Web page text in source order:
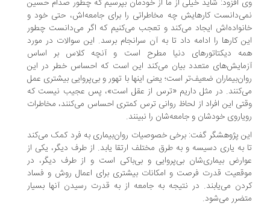
افزود: شاید خیلی از ما از خودمان بپرسیم که چطور صدام حسین
کارهایش چه مخاطراتی را برای جامعه‌اش، حتی خود و
ایجاد می‌کند و تعجب می‌کنیم که اگر می‌دانست چطور
کارها را ادامه داد تا به آن سرانجام برسد. این سوالات در مورد
دیکتاتورهای دنیا مطرح است و آنچه کلاس بر اساس
متعدد بیان می‌کند این است که احساس خطر در این
ضعیف‌تر است؛ یعنی اینها با تهور و بی‌پروایی بیشتری عمل
در مثل داریم «ترس از عقل است»، پس عجیب نیست که
این افراد از لحاظ روانی ترس کمتری احساس می‌کنند، مخاطرات
خودشان و جامعه‌شان را نبینند.
پژوهشگر گفت: برخی خصوصیات روان‌بیماری به فرد کمک می‌کند
به یاری دسیسه و به طرق مختلف ارتقا یابد. از طرف دیگر، یکی از
بیماری‌شان بی‌پروایی و بی‌باکی است و از طرف دیگر، در
قدرت فرصت و امکانات بیشتری برای اعمال روش و فساد
می‌یابند. در نتیجه به جامعه از به قدرت رسیدن آنها بسیار
می‌شود.